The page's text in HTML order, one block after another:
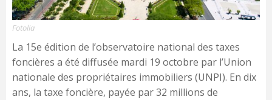
Fotolia
La 15e édition de l’observatoire national des taxes
foncières a été diffusée mardi 19 octobre par l’Union
nationale des propriétaires immobiliers (UNPI). En dix
ans, la taxe foncière, payée par 32 millions de